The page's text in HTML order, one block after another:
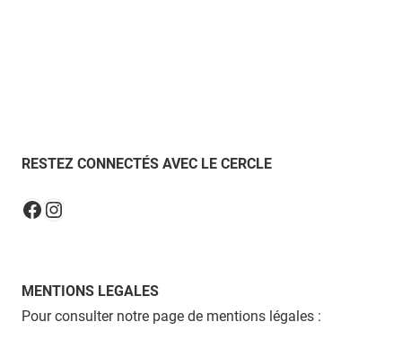
RESTEZ CONNECTÉS AVEC LE CERCLE
Facebook
Instagram
MENTIONS LEGALES
Pour consulter notre page de mentions légales :